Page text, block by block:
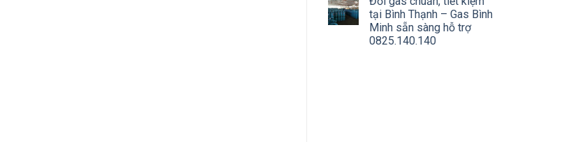
tại Bình Thạnh – Gas Bình
Minh sẵn sàng hỗ trợ
0825.140.140